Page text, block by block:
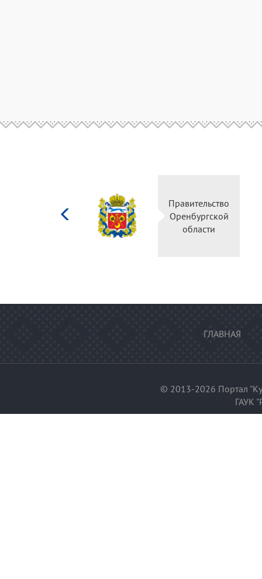
Министерство
культуры
Российской
федерации
ГЛАВНАЯ
© 2013-2026 Портал
ГАУК